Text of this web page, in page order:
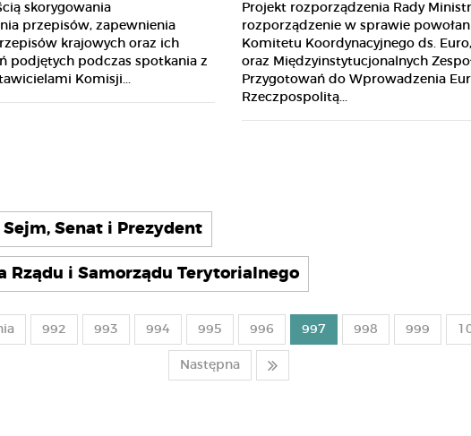
skorygowania
przepisów, zapewnienia
krajowych oraz ich
podjętych podczas spotkania z
Komisji...
Projekt rozporządzenia Rady
rozporządzenie w sprawie
Komitetu Koordynacyjnego ds.
oraz Międzyinstytucjonalnych
Przygotowań do Wprowadzenia
Rzeczpospolitą...
Sejm, Senat i Prezydent
Rządu i Samorządu Terytorialnego
992 993 994 995 996 997 998 999
Następna